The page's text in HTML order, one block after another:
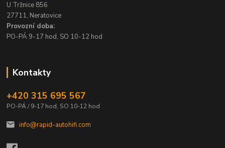
U Tržnice 856
27711, Neratovice
Provozní doba:
PO-PÁ 9-17 hod, SO 10-12 hod
Kontakty
+420 315 695 567
PO-PÁ / 9-17 hod, SO 10-12 hod
info@rapid-autohifi.com